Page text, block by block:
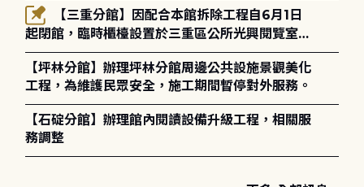
起閉館，臨時櫃檯設置於三重區公所光興閱覽室，
造成不便，敬請見諒。
【坪林分館】辦理坪林分館周邊公共設施景觀美化
工程，為維護民眾安全，施工期間暫停對外服務。
【石碇分館】辦理館內閱讀設備升級工程，相關服
務調整